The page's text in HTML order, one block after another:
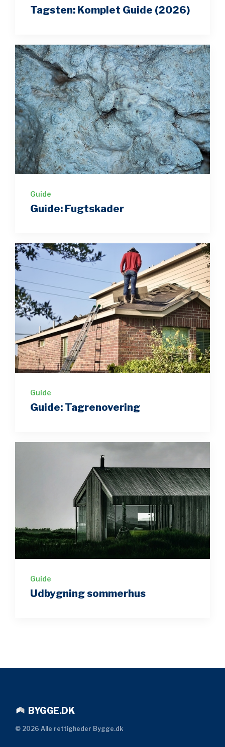
Tagsten: Komplet Guide (2026)
Guide
Guide: Fugtskader
Guide
Guide: Tagrenovering
Guide
Udbygning sommerhus
BYGGE.DK
© 2026 Alle rettigheder Bygge.dk